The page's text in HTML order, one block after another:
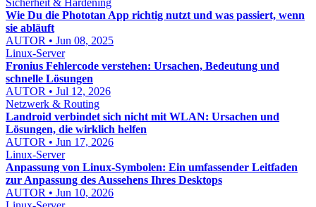
Sicherheit & Hardening
Wie Du die Phototan App richtig nutzt und was passiert, wenn
sie abläuft
AUTOR • Jun 08, 2025
Linux-Server
Fronius Fehlercode verstehen: Ursachen, Bedeutung und
schnelle Lösungen
AUTOR • Jul 12, 2026
Netzwerk & Routing
Landroid verbindet sich nicht mit WLAN: Ursachen und
Lösungen, die wirklich helfen
AUTOR • Jun 17, 2026
Linux-Server
Anpassung von Linux-Symbolen: Ein umfassender Leitfaden
zur Anpassung des Aussehens Ihres Desktops
AUTOR • Jun 10, 2026